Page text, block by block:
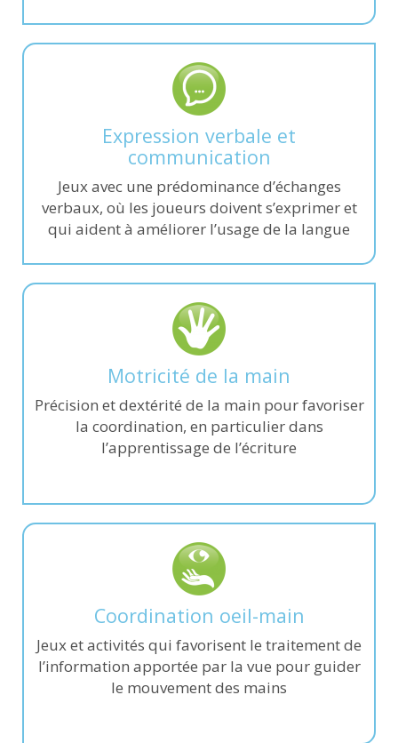
Expression verbale et
communication
Jeux avec une prédominance d’échanges
verbaux, où les joueurs doivent s’exprimer et
qui aident à améliorer l’usage de la langue
Motricité de la main
Précision et dextérité de la main pour favoriser
la coordination, en particulier dans
l’apprentissage de l’écriture
Coordination oeil-main
Jeux et activités qui favorisent le traitement de
l’information apportée par la vue pour guider
le mouvement des mains